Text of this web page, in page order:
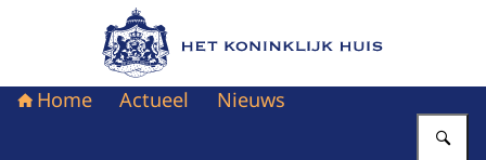
Naar de homepage van Het Koninklijk Huis
Home Actueel Nieuws